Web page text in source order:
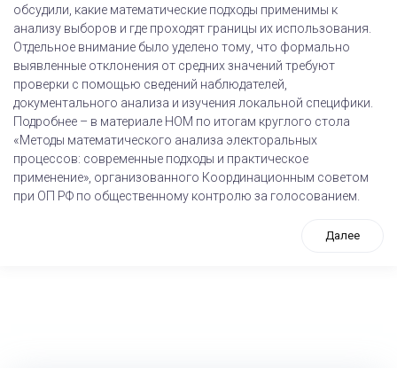
обсудили, какие математические подходы применимы к
анализу выборов и где проходят границы их использования.
Отдельное внимание было уделено тому, что формально
выявленные отклонения от средних значений требуют
проверки с помощью сведений наблюдателей,
документального анализа и изучения локальной специфики.
Подробнее – в материале НОМ по итогам круглого стола
«Методы математического анализа электоральных
процессов: современные подходы и практическое
применение», организованного Координационным советом
при ОП РФ по общественному контролю за голосованием.
Далее